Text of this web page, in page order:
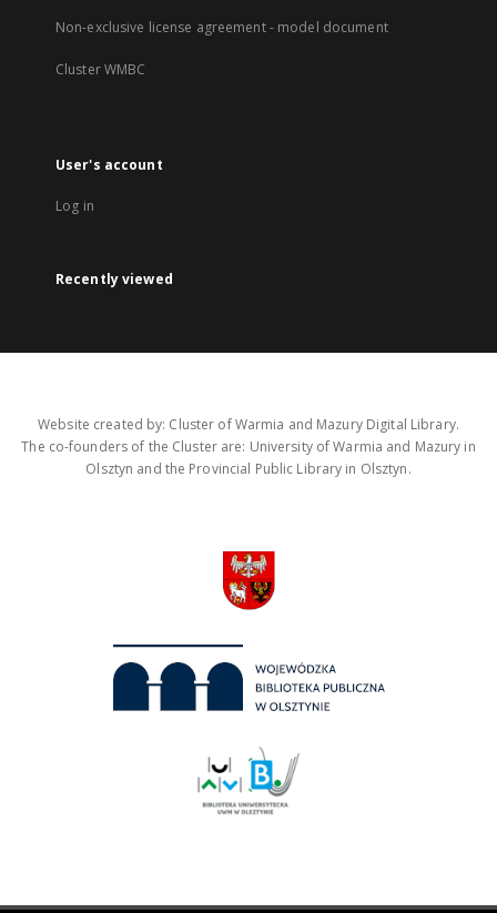
Non-exclusive license agreement - model document
Cluster WMBC
User's account
Log in
Recently viewed
Website created by: Cluster of Warmia and Mazury Digital Library.
The co-founders of the Cluster are: University of Warmia and Mazury in
Olsztyn and the Provincial Public Library in Olsztyn.